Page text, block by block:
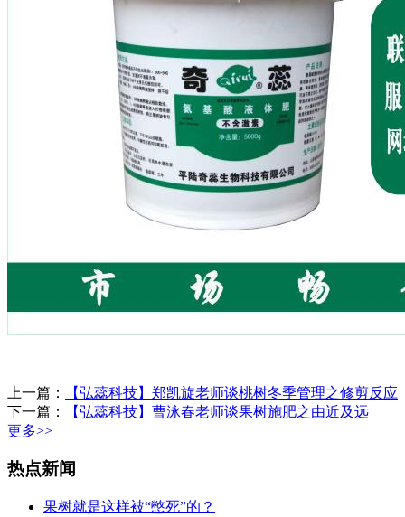
上一篇：
【弘蕊科技】郑凯旋老师谈桃树冬季管理之修剪反应
下一篇：
【弘蕊科技】曹泳春老师谈果树施肥之由近及远
更多>>
热点新闻
果树就是这样被“憋死”的？